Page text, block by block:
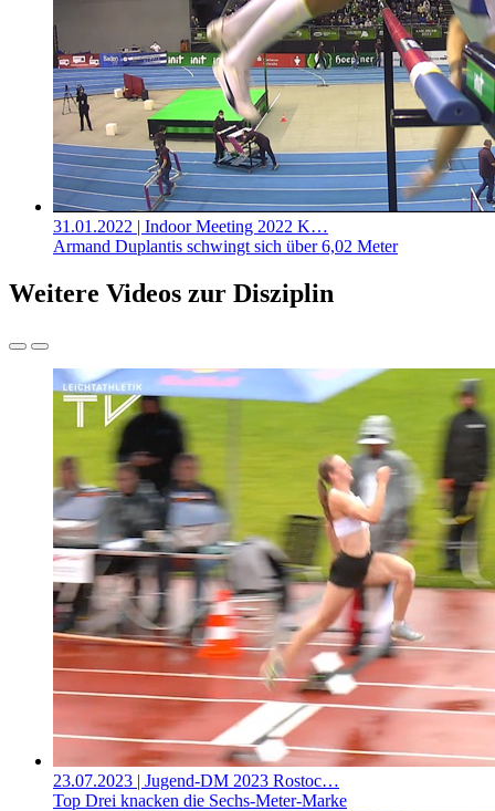
31.01.2022 | Indoor Meeting 2022 K…
Armand Duplantis schwingt sich über 6,02 Meter
Weitere Videos zur Disziplin
23.07.2023 | Jugend-DM 2023 Rostoc…
Top Drei knacken die Sechs-Meter-Marke